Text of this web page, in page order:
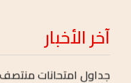
آخرالأخبار
جداول امتحانات
الثاني